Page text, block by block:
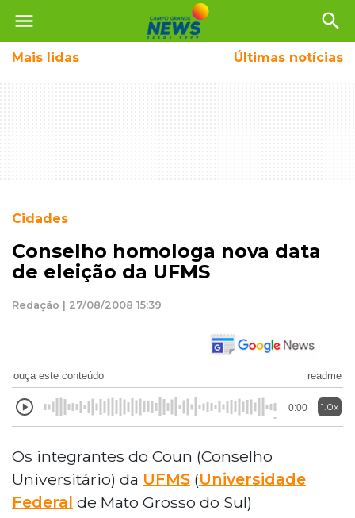
menu search
Mais lidas Últimas notícias
Cidades
Conselho homologa nova data
de eleição da UFMS
Redação | 27/08/2008 15:39
ouça este conteúdo readme
0:00 1.0x
Os integrantes do Coun (Conselho
Universitário) da UFMS (Universidade
Federal de Mato Grosso do Sul)